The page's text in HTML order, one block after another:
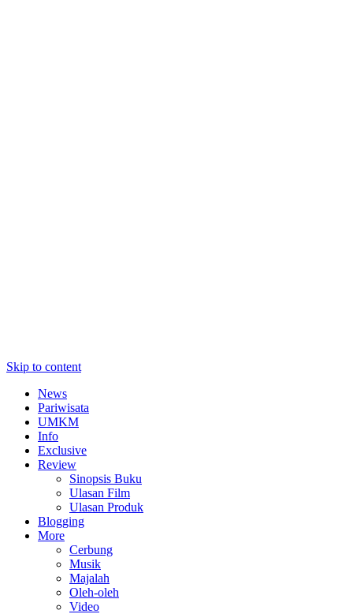
Skip to content
News
Pariwisata
UMKM
Info
Exclusive
Review
Sinopsis Buku
Ulasan Film
Ulasan Produk
Blogging
More
Cerbung
Musik
Majalah
Oleh-oleh
Video